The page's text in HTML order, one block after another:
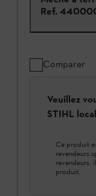
Ref.
Comparer
Veuillez
STIHL
Ce produit
revendeurs
revendeurs,
produit.